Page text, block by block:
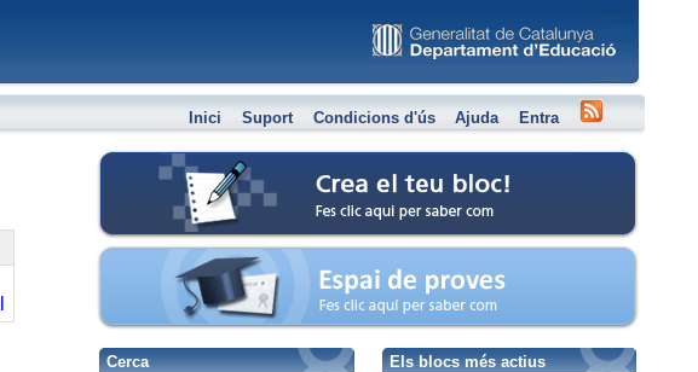
Inici Suport Condicions d'ús Ajuda Entra
Crea el teu bloc
Espai de proves
Cerca Els blocs més actius